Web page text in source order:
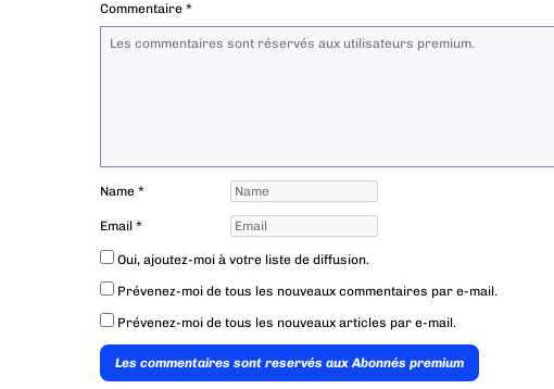
Commentaire *
Name *
Email *
Oui, ajoutez-moi à votre liste de diffusion.
Prévenez-moi de tous les nouveaux commentaires par e-mail.
Prévenez-moi de tous les nouveaux articles par e-mail.
Les commentaires sont reservés aux Abonnés premium